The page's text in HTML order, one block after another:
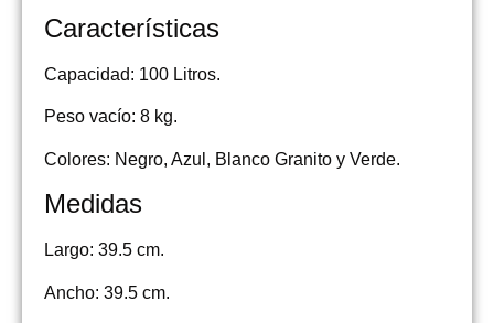
Características
Capacidad: 100 Litros.
Peso vacío: 8 kg.
Colores: Negro, Azul, Blanco Granito y Verde.
Medidas
Largo: 39.5 cm.
Ancho: 39.5 cm.